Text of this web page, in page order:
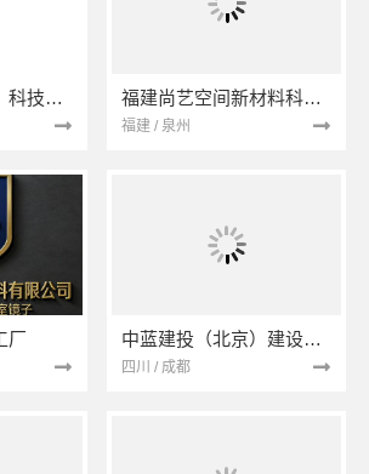
本地快装（湖北）科技有限公司 福建尚艺空间新材料科技有限公司
福建 / 泉州
厂 中蓝建投（北京）建设有限公司四川第一分公司
四川 / 成都